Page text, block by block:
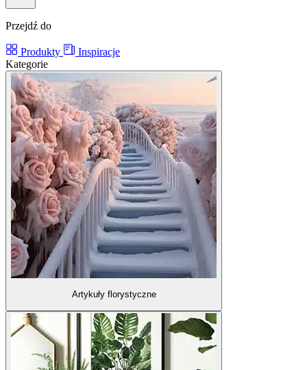
Przejdź do
Produkty
Inspiracje
Kategorie
Artykuły florystyczne